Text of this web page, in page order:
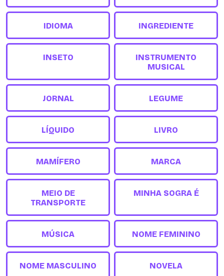
IDIOMA INGREDIENTE
INSETO
INSTRUMENTO
MUSICAL
JORNAL LEGUME
LÍQUIDO LIVRO
MAMÍFERO MARCA
MEIO DE
TRANSPORTE
MINHA SOGRA É
MÚSICA NOME FEMININO
NOME MASCULINO NOVELA